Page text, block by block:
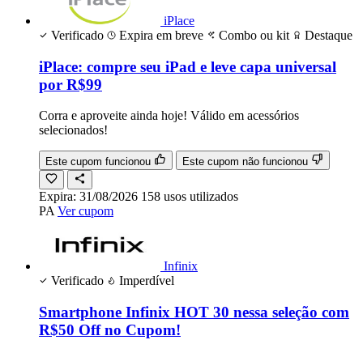
iPlace
Verificado
Expira em breve Combo ou kit Destaque
iPlace: compre seu iPad e leve capa universal
por R$99
Corra e aproveite ainda hoje! Válido em acessórios
selecionados!
Este cupom funcionou Este cupom não funcionou
Expira: 31/08/2026 158 usos utilizados
PA Ver cupom
Infinix
Verificado
Imperdível
Smartphone Infinix HOT 30 nessa seleção com
R$50 Off no Cupom!